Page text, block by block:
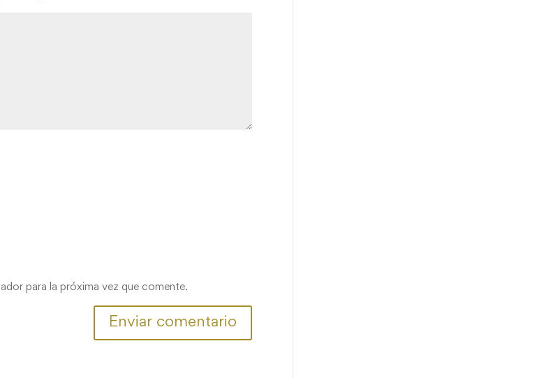
para la próxima vez que comente.